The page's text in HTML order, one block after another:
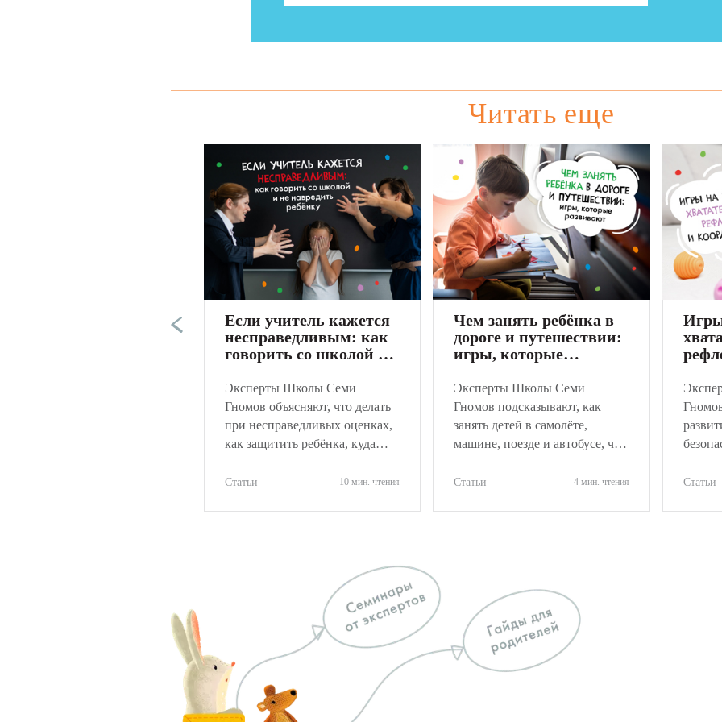
Читать еще
Если учитель кажется
несправедливым: как
говорить со школой и
Эксперты Школы Семи
Гномов объясняют, что делать
при несправедливых оценках,
как защитить ребёнка, куда
оценить ситуацию.
Статьи 10 мин. чтения
Чем занять ребёнка в
дороге и путешествии:
игры, которые
Эксперты Школы Семи
Гномов подсказывают, как
занять детей в самолёте,
машине, поезде и автобусе, что
лучше не брать.
Статьи 4 мин. чтения
лет,
Статьи